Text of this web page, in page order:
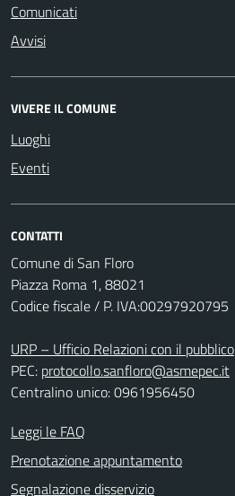
Comunicati
Avvisi
VIVERE IL COMUNE
Luoghi
Eventi
CONTATTI
Comune di San Floro
Piazza Roma 1, 88021
Codice fiscale / P. IVA:00297920795
URP – Ufficio Relazioni con il pubblico
PEC: protocollo.sanfloro@asmepec.it
Centralino unico: 0961956450
Leggi le FAQ
Prenotazione appuntamento
Segnalazione disservizio